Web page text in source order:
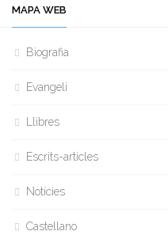
MAPA WEB
Biografia
Evangeli
Llibres
Escrits-articles
Notícies
Castellano